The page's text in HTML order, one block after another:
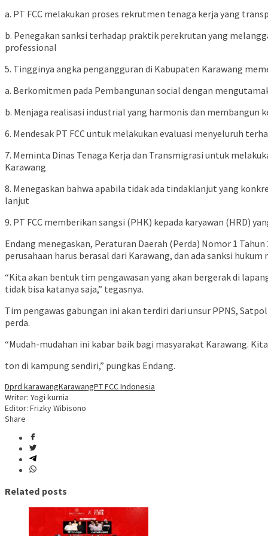
a. PT FCC melakukan proses rekrutmen tenaga kerja yang
b. Penegakan sanksi terhadap praktik perekrutan yang
professional
5. Tingginya angka pengangguran di Kabupaten Karawang
a. Berkomitmen pada Pembangunan social dengan
b. Menjaga realisasi industrial yang harmonis dan
6. Mendesak PT FCC untuk melakukan evaluasi menyeluruh
7. Meminta Dinas Tenaga Kerja dan Transmigrasi untuk
Karawang
8. Menegaskan bahwa apabila tidak ada tindaklanjut yang
lanjut
9. PT FCC memberikan sangsi (PHK) kepada karyawan (HRD)
Endang menegaskan, Peraturan Daerah (Perda) Nomor 1
perusahaan harus berasal dari Karawang, dan ada sanksi
“Kita akan bentuk tim pengawasan yang akan bergerak di
tidak bisa katanya saja,” tegasnya.
Tim pengawas gabungan ini akan terdiri dari unsur PPNS,
perda.
“Mudah-mudahan ini kabar baik bagi masyarakat Karawang.
ton di kampung sendiri,” pungkas Endang.
Dprd karawangKarawangPT FCC Indonesia
Writer: Yogi kurnia
Editor: Frizky Wibisono
Share
Related posts